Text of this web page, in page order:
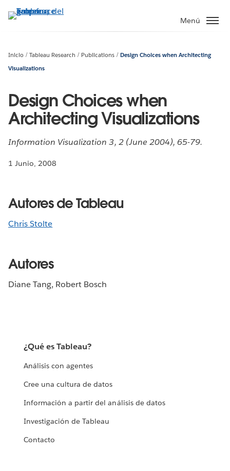
Menú
Inicio Tableau Research Publications
Design Choices when Architecting
Visualizations
Design Choices when
Architecting Visualizations
Information Visualization 3, 2 (June 2004), 65-79.
1 Junio, 2008
Autores de Tableau
Chris Stolte
Autores
Diane Tang, Robert Bosch
¿Qué es Tableau?
Análisis con agentes
Cree una cultura de datos
Información a partir del análisis de datos
Investigación de Tableau
Contacto